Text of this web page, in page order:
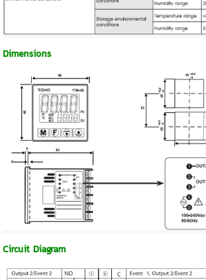
Dimensions
Circuit Diagram